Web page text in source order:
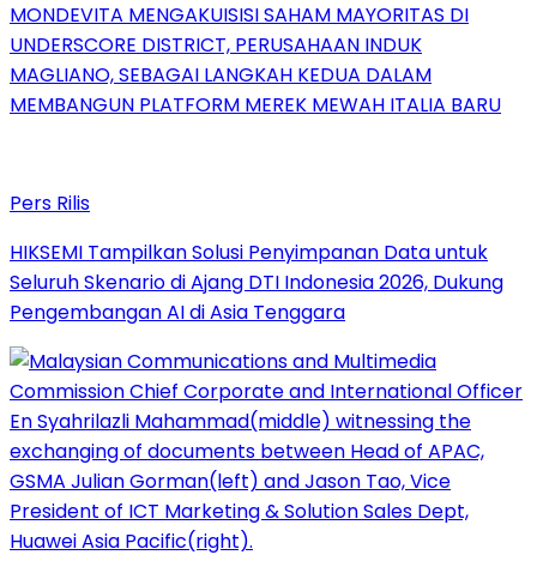
MONDEVITA MENGAKUISISI SAHAM MAYORITAS DI
UNDERSCORE DISTRICT, PERUSAHAAN INDUK
MAGLIANO, SEBAGAI LANGKAH KEDUA DALAM
MEMBANGUN PLATFORM MEREK MEWAH ITALIA BARU
Pers Rilis
HIKSEMI Tampilkan Solusi Penyimpanan Data untuk
Seluruh Skenario di Ajang DTI Indonesia 2026, Dukung
Pengembangan AI di Asia Tenggara